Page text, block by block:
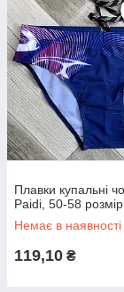
Плавки купальні
Paidi, 50-58
Немає в наявності
119,10 ₴